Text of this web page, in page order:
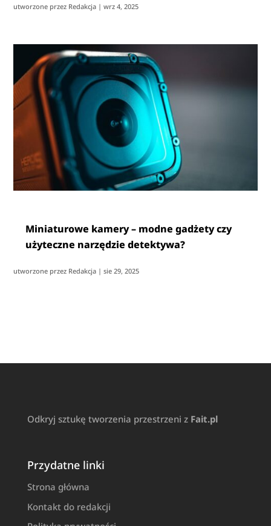
utworzone przez Redakcja |wrz 4, 2025
Miniaturowe kamery – modne gadżety czy
użyteczne narzędzie detektywa?
utworzone przez Redakcja |sie 29, 2025
Odkryj sztukę tworzenia przestrzeni z Fait.pl
Przydatne linki
Strona główna
Kontakt do redakcji